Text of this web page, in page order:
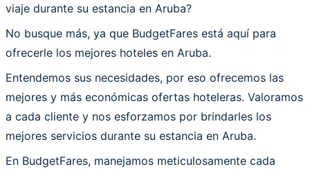
viaje durante su estancia en Aruba?
No busque más, ya que BudgetFares está aquí para
ofrecerle los mejores hoteles en Aruba.
Entendemos sus necesidades, por eso ofrecemos las
mejores y más económicas ofertas hoteleras. Valoramos
a cada cliente y nos esforzamos por brindarles los
mejores servicios durante su estancia en Aruba.
En BudgetFares, manejamos meticulosamente cada